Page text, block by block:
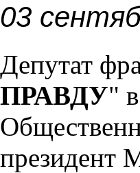
03
Депутат
ПРАВДУ"
президент